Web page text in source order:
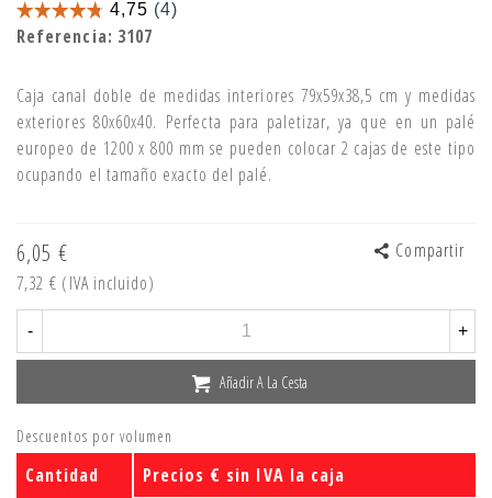
Referencia: 3107
Caja canal doble de medidas interiores 79x59x38,5 cm y medidas
exteriores 80x60x40. Perfecta para paletizar, ya que en un palé
europeo de 1200 x 800 mm se pueden colocar 2 cajas de este tipo
ocupando el tamaño exacto del palé.
6,05 €
7,32 € (IVA incluido)
Compartir
- +
Añadir A La Cesta
Descuentos por volumen
Cantidad
Precios € sin IVA la caja